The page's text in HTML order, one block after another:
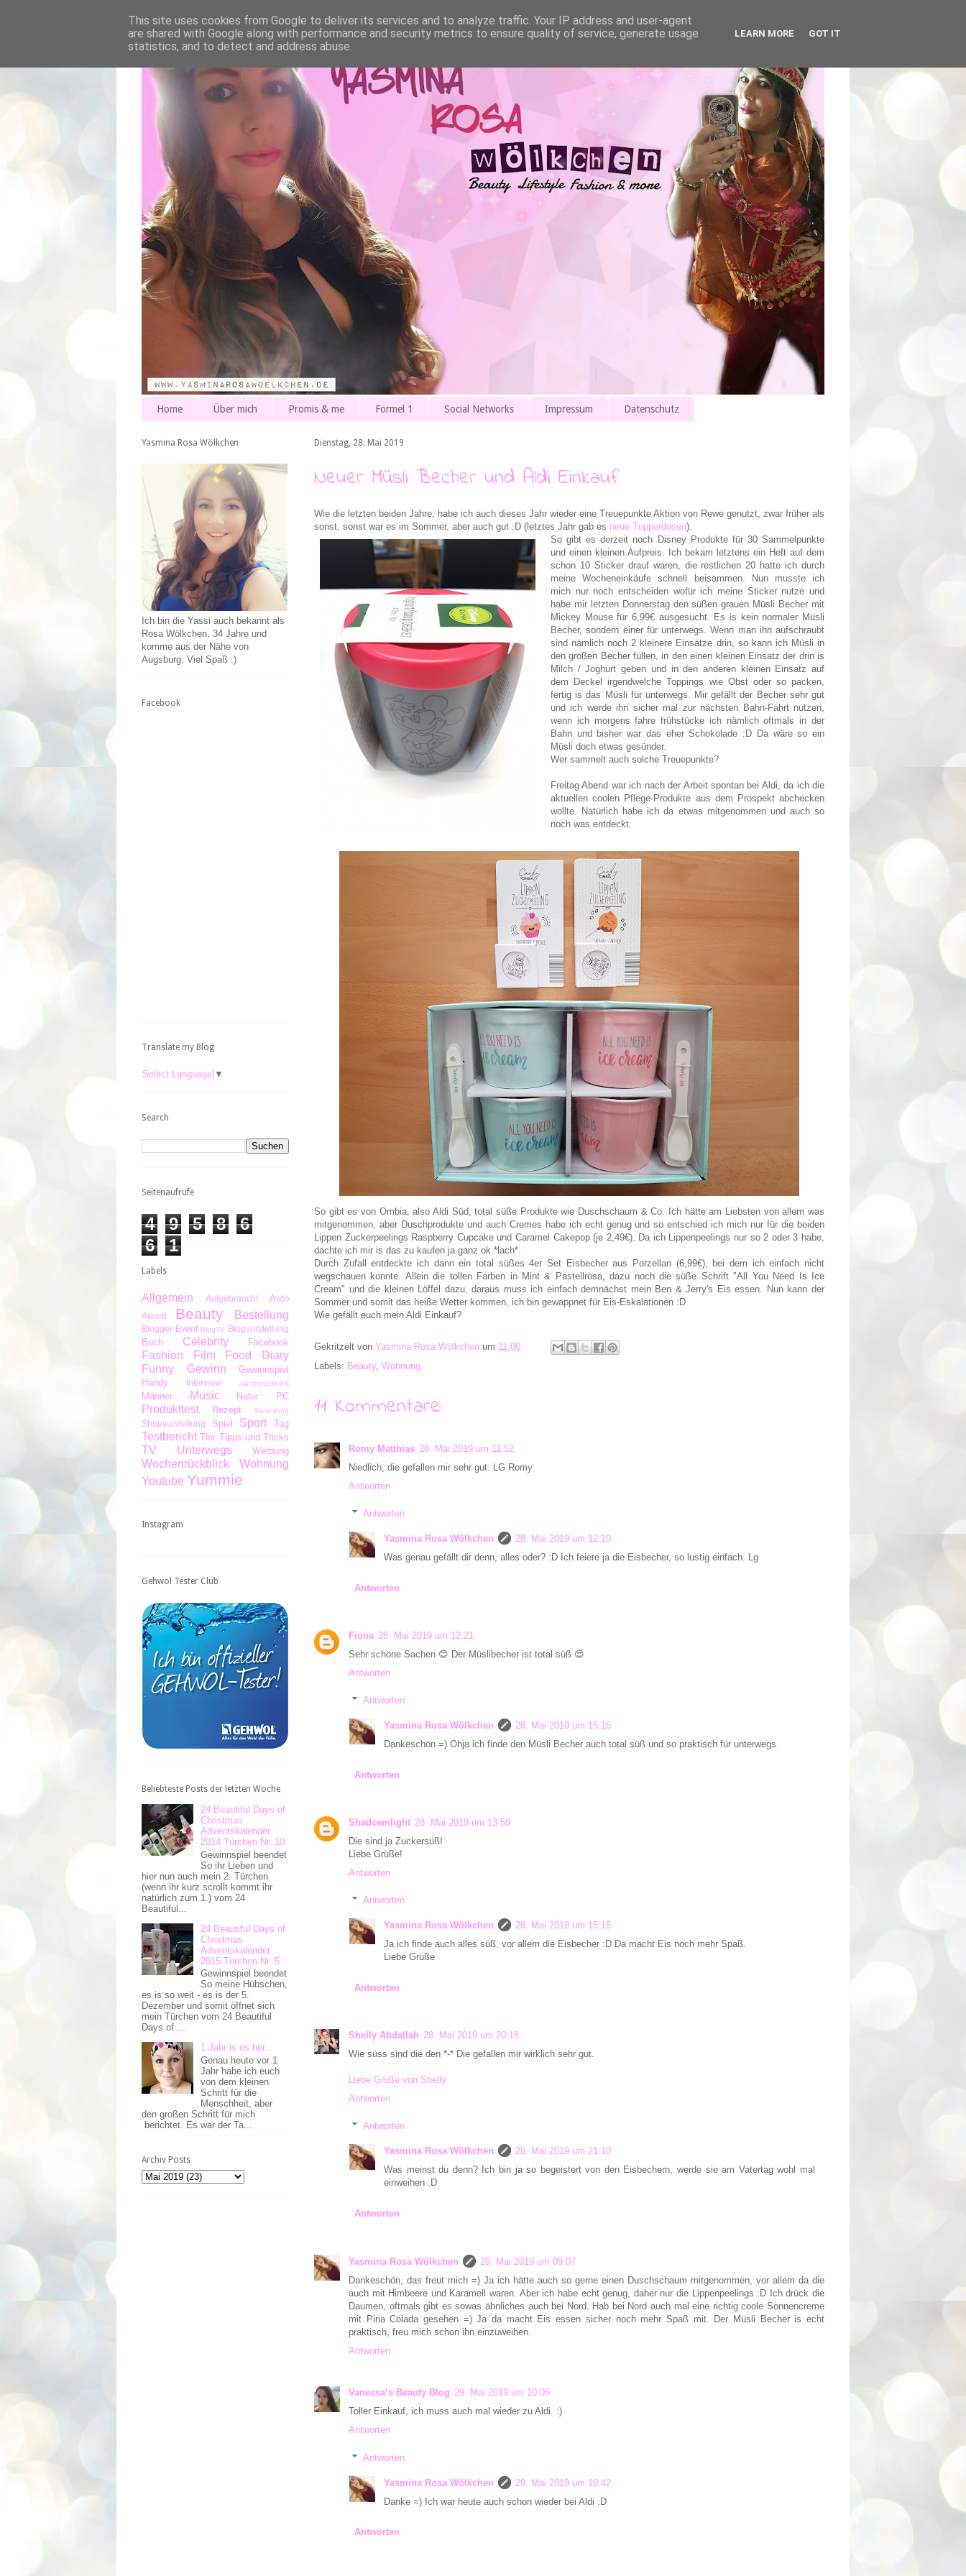
Home Über mich Promis & me Formel 1 Social Networks Impressum Datenschutz
Dienstag, 28. Mai 2019
Neuer Müsli Becher und Aldi Einkauf
Wie die letzten beiden Jahre, habe ich auch dieses Jahr wieder eine Treuepunkte Aktion von Rewe genutzt, zwar früher als
sonst, sonst war es im Sommer, aber auch gut :D (letztes Jahr gab es neue Tupperdosen).
So gibt es derzeit noch Disney Produkte für 30 Sammelpunkte
und einen kleinen Aufpreis. Ich bekam letztens ein Heft auf dem
schon 10 Sticker drauf waren, die restlichen 20 hatte ich durch
meine Wocheneinkäufe schnell beisammen. Nun musste ich
mich nur noch entscheiden wofür ich meine Sticker nutze und
habe mir letzten Donnerstag den süßen grauen Müsli Becher mit
Mickey Mouse für 6,99€ ausgesucht. Es is kein normaler Müsli
Becher, sondern einer für unterwegs. Wenn man ihn aufschraubt
sind nämlich noch 2 kleinere Einsätze drin, so kann ich Müsli in
den großen Becher füllen, in den einen kleinen Einsatz der drin is
Milch / Joghurt geben und in den anderen kleinen Einsatz auf
dem Deckel irgendwelche Toppings wie Obst oder so packen,
fertig is das Müsli für unterwegs. Mir gefällt der Becher sehr gut
und ich werde ihn sicher mal zur nächsten Bahn-Fahrt nutzen,
wenn ich morgens fahre frühstücke ich nämlich oftmals in der
Bahn und bisher war das eher Schokolade :D Da wäre so ein
Müsli doch etwas gesünder.
Wer sammelt auch solche Treuepunkte?
Freitag Abend war ich nach der Arbeit spontan bei Aldi, da ich die
aktuellen coolen Pflege-Produkte aus dem Prospekt abchecken
wollte. Natürlich habe ich da etwas mitgenommen und auch so
noch was entdeckt.
So gibt es von Ombia, also Aldi Süd, total süße Produkte wie Duschschaum & Co. Ich hätte am Liebsten von allem was
mitgenommen, aber Duschprodukte und auch Cremes habe ich echt genug und so entschied ich mich nur für die beiden
Lippen Zuckerpeelings Raspberry Cupcake und Caramel Cakepop (je 2,49€). Da ich Lippenpeelings nur so 2 oder 3 habe,
dachte ich mir is das zu kaufen ja ganz ok *lach*.
Durch Zufall entdeckte ich dann ein total süßes 4er Set Eisbecher aus Porzellan (6,99€), bei dem ich einfach nicht
wegschauen konnte. Allein die tollen Farben in Mint & Pastellrosa, dazu noch die süße Schrift "All You Need Is Ice
Cream" und die kleinen Löffel dazu, daraus muss ich einfach demnächst mein Ben & Jerry's Eis essen. Nun kann der
Sommer und somit das heiße Wetter kommen, ich bin gewappnet für Eis-Eskalationen :D
Wie gefällt euch mein Aldi Einkauf?
Gekritzelt von Yasmina Rosa Wölkchen um 11:00
Labels: Beauty, Wohnung
11 Kommentare:
Romy Matthias 28. Mai 2019 um 11:52
Niedlich, die gefallen mir sehr gut. LG Romy
Antworten
Antworten
Yasmina Rosa Wölkchen
28. Mai 2019 um 12:10
Was genau gefällt dir denn, alles oder? :D Ich feiere ja die Eisbecher, so lustig einfach. Lg
Antworten
Fiona 28. Mai 2019 um 12:21
Sehr schöne Sachen 😊 Der Müslibecher ist total süß 😍
Antworten
Antworten
Yasmina Rosa Wölkchen
28. Mai 2019 um 15:15
Dankeschön =) Ohja ich finde den Müsli Becher auch total süß und so praktisch für unterwegs.
Antworten
Shadownlight 28. Mai 2019 um 13:59
Die sind ja Zuckersüß!
Liebe Grüße!
Antworten
Antworten
Yasmina Rosa Wölkchen
28. Mai 2019 um 15:15
Ja ich finde auch alles süß, vor allem die Eisbecher :D Da macht Eis noch mehr Spaß.
Liebe Grüße
Antworten
Shelly Abdallah 28. Mai 2019 um 20:18
Wie süss sind die den *-* Die gefallen mir wirklich sehr gut.
Liebe Grüße von Shelly
Antworten
Antworten
Yasmina Rosa Wölkchen
28. Mai 2019 um 21:10
Was meinst du denn? Ich bin ja so begeistert von den Eisbechern, werde sie am Vatertag wohl mal
einweihen :D
Antworten
Yasmina Rosa Wölkchen
29. Mai 2019 um 09:07
Dankeschön, das freut mich =) Ja ich hätte auch so gerne einen Duschschaum mitgenommen, vor allem da die
auch mit Himbeere und Karamell waren. Aber ich habe echt genug, daher nur die Lippenpeelings :D Ich drück die
Daumen, oftmals gibt es sowas ähnliches auch bei Nord. Hab bei Nord auch mal eine richtig coole Sonnencreme
mit Pina Colada gesehen =) Ja da macht Eis essen sicher noch mehr Spaß mit. Der Müsli Becher is echt
praktisch, freu mich schon ihn einzuweihen.
Antworten
Vanessa‘s Beauty Blog 29. Mai 2019 um 10:05
Toller Einkauf, ich muss auch mal wieder zu Aldi. :)
Antworten
Antworten
Yasmina Rosa Wölkchen
29. Mai 2019 um 10:42
Danke =) Ich war heute auch schon wieder bei Aldi :D
Antworten
Yasmina Rosa Wölkchen
Ich bin die Yassi auch bekannt als
Rosa Wölkchen, 34 Jahre und
komme aus der Nähe von
Augsburg. Viel Spaß :)
Facebook
Translate my Blog
Select Language ▼
Search
Seitenaufrufe
4 9 5 8
6
6
1
Labels
Allgemein Aufgebraucht Auto
Award Beauty Bestellung
Blogger-Event BlogTV Blogvorstellung
Buch Celebrity Facebook
Fashion Film
Food Diary
Funny
Gewinn
Gewinnspiel
Handy
Interview Jahresrückblick
Männer Music Natur PC
Produkttest Rezept Sammlung
Shopvorstellung Spiel Sport Tag
Testbericht Tier Tipps und Tricks
TV Unterwegs Werbung
Wochenrückblick
Wohnung
Youtube Yummie
Instagram
Gehwol Tester Club
Beliebteste Posts der letzten Woche
24 Beautiful Days of
Christmas
Adventskalender
2014 Türchen Nr. 10
Gewinnspiel beendet
So ihr Lieben und
hier nun auch mein 2. Türchen
(wenn ihr kurz scrollt kommt ihr
natürlich zum 1.) vom 24
Beautiful...
24 Beautiful Days of
Christmas
Adventskalender
2015 Türchen Nr. 5
Gewinnspiel beendet
So meine Hübschen,
es is so weit - es is der 5.
Dezember und somit öffnet sich
mein Türchen vom 24 Beautiful
Days of ...
1 Jahr is es her...
Genau heute vor 1
Jahr habe ich euch
von dem kleinen
Schritt für die
Menschheit, aber
den großen Schritt für mich
berichtet. Es war der Ta...
Archiv Posts
This site uses cookies from Google to deliver its services and to analyze traffic. Your IP address and user-agent
are shared with Google along with performance and security metrics to ensure quality of service, generate usage
statistics, and to detect and address abuse.
LEARN MORE GOT IT